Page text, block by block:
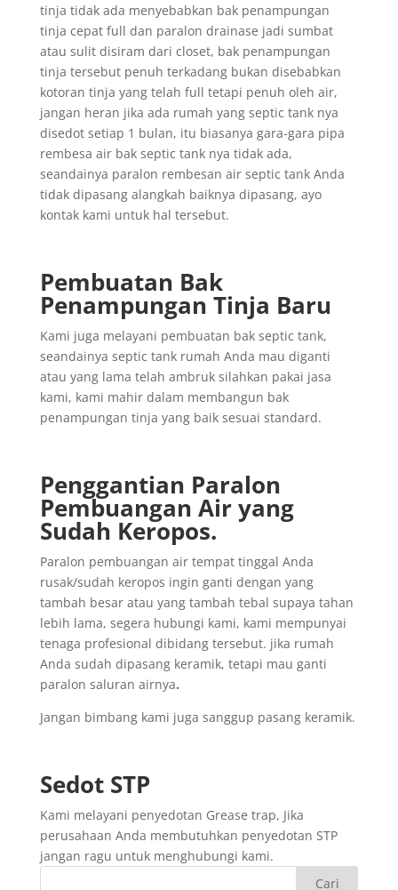
tinja tidak ada menyebabkan bak penampungan
tinja cepat full dan paralon drainase jadi sumbat
atau sulit disiram dari closet, bak penampungan
tinja tersebut penuh terkadang bukan disebabkan
kotoran tinja yang telah full tetapi penuh oleh air,
jangan heran jika ada rumah yang septic tank nya
disedot setiap 1 bulan, itu biasanya gara-gara pipa
rembesa air bak septic tank nya tidak ada,
seandainya paralon rembesan air septic tank Anda
tidak dipasang alangkah baiknya dipasang, ayo
kontak kami untuk hal tersebut.
Pembuatan Bak
Penampungan Tinja Baru
Kami juga melayani pembuatan bak septic tank,
seandainya septic tank rumah Anda mau diganti
atau yang lama telah ambruk silahkan pakai jasa
kami, kami mahir dalam membangun bak
penampungan tinja yang baik sesuai standard.
Penggantian Paralon
Pembuangan Air yang
Sudah Keropos.
Paralon pembuangan air tempat tinggal Anda
rusak/sudah keropos ingin ganti dengan yang
tambah besar atau yang tambah tebal supaya tahan
lebih lama, segera hubungi kami, kami mempunyai
tenaga profesional dibidang tersebut. jika rumah
Anda sudah dipasang keramik, tetapi mau ganti
paralon saluran airnya.
Jangan bimbang kami juga sanggup pasang keramik.
Sedot STP
Kami melayani penyedotan Grease trap, Jika
perusahaan Anda membutuhkan penyedotan STP
jangan ragu untuk menghubungi kami.